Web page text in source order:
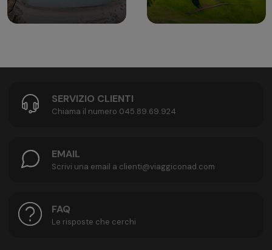
SERVIZIO CLIENTI
Chiama il numero 045.89.69.924
EMAIL
Scrivi una email a clienti@viaggiconad.com
FAQ
Le risposte che cerchi